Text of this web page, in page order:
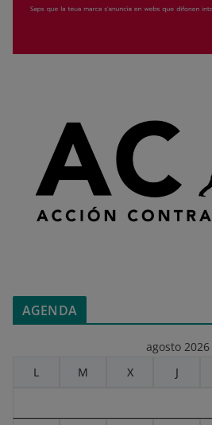
AGENDA
agosto 2026
L
M X J